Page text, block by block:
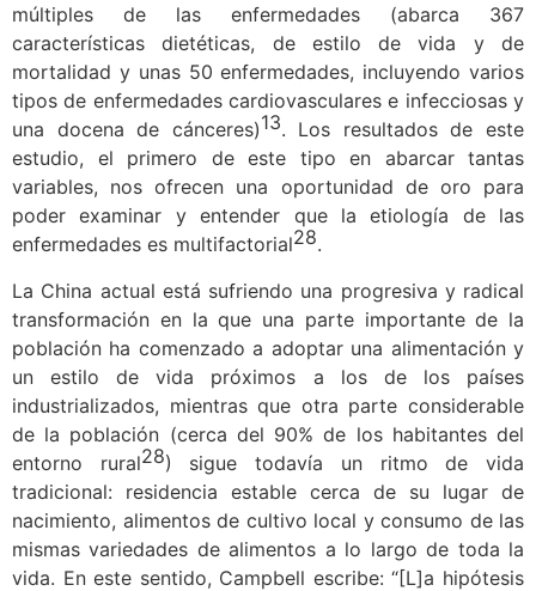
múltiples de las enfermedades (abarca 367
características dietéticas, de estilo de vida y de
mortalidad y unas 50 enfermedades, incluyendo varios
tipos de enfermedades cardiovasculares e infecciosas y
una docena de cánceres)13. Los resultados de este
estudio, el primero de este tipo en abarcar tantas
variables, nos ofrecen una oportunidad de oro para
poder examinar y entender que la etiología de las
enfermedades es multifactorial28.
La China actual está sufriendo una progresiva y radical
transformación en la que una parte importante de la
población ha comenzado a adoptar una alimentación y
un estilo de vida próximos a los de los países
industrializados, mientras que otra parte considerable
de la población (cerca del 90% de los habitantes del
entorno rural28) sigue todavía un ritmo de vida
tradicional: residencia estable cerca de su lugar de
nacimiento, alimentos de cultivo local y consumo de las
mismas variedades de alimentos a lo largo de toda la
vida. En este sentido, Campbell escribe: “[L]a hipótesis